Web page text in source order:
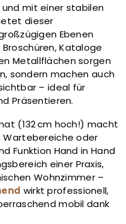
mit einer stabilen
dieser
Ebenen
Kataloge
Metallflächen sorgen
sondern machen auch
– ideal für
Präsentieren.
(132 cm hoch!) macht
Wartebereiche oder
Funktion Hand in Hand
einer Praxis,
Wohnzimmer –
wirkt professionell,
mobil dank